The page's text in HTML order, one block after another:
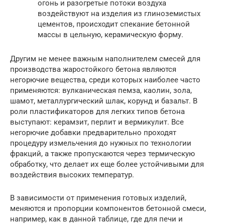
огонь и разогретые потоки воздуха
воздействуют на изделия из глиноземистых
цементов, происходит спекание бетонной
массы в цельную, керамическую форму.
Другим не менее важным наполнителем смесей для
производства жаростойкого бетона являются
негорючие вещества, среди которых наиболее часто
применяются: вулканическая пемза, каолин, зола,
шамот, металлургический шлак, корунд и базальт. В
роли пластификаторов для легких типов бетона
выступают: керамзит, перлит и вермикулит. Все
негорючие добавки предварительно проходят
процедуру измельчения до нужных по технологии
фракций, а также пропускаются через термическую
обработку, что делает их еще более устойчивыми для
воздействия высоких температур.
В зависимости от применения готовых изделий,
меняются и пропорции компонентов бетонной смеси,
например, как в данной таблице, где для печи и